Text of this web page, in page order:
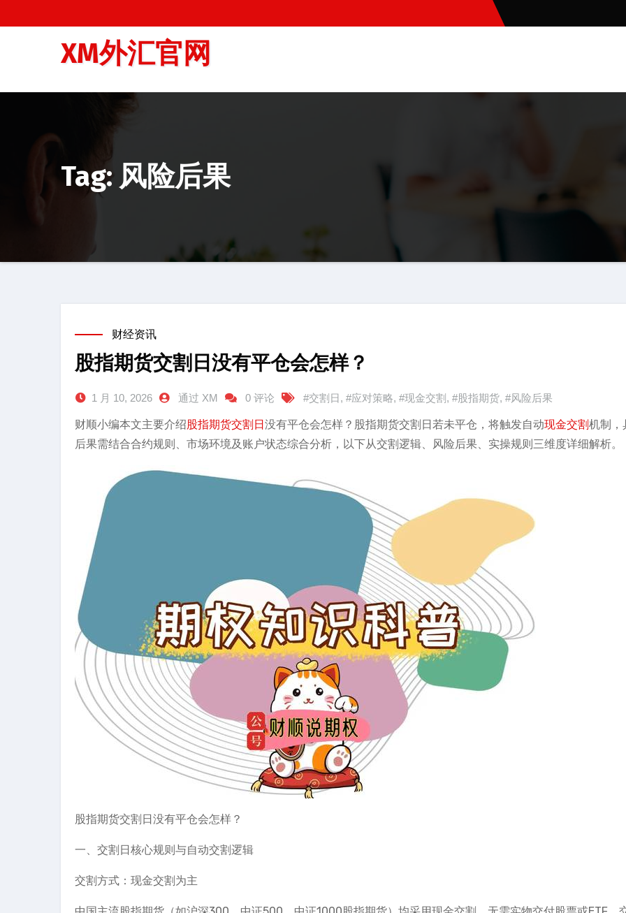
至
XM外汇官网
Tag: 风险后果
财经资讯
股指期货交割日没有平仓会怎样？
1 月 10, 2026 通过 XM 0 评论 #交割日 , #应对策略, #现金交割 , #股指期货, #风险后果
财顺小编本文主要介绍股指期货交割日没有平仓会怎样？股指期货交割日若未平仓，将触发自动现金交割机制，
后果需结合合约规则、市场环境及账户状态综合分析，以下从交割逻辑、风险后果、实操规则三维度详细解析。
股指期货交割日没有平仓会怎样？
一、交割日核心规则与自动交割逻辑
交割方式：现金交割为主